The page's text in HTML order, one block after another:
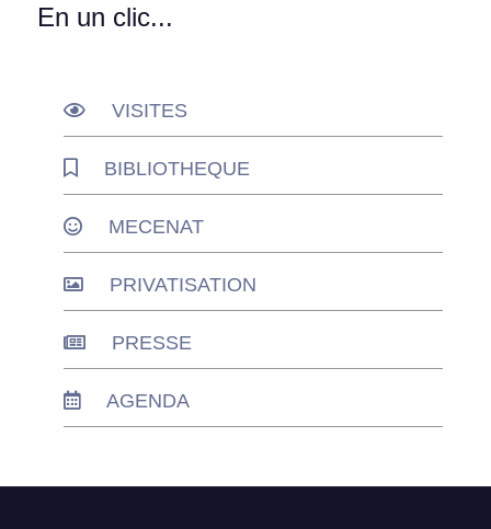
En un clic...
VISITES
BIBLIOTHEQUE
MECENAT
PRIVATISATION
PRESSE
AGENDA